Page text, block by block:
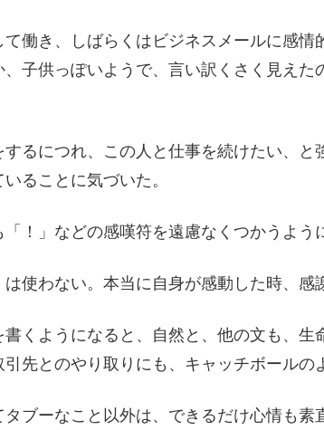
働き、しばらくはビジネスメールに感情
子供っぽいようで、言い訳くさく見えた
るにつれ、この人と仕事を続けたい、と
ることに気づいた。
！」などの感嘆符を遠慮なくつかうよう
使わない。本当に自身が感動した時、感
書くようになると、自然と、他の文も、
先とのやり取りにも、キャッチボールの
タブーなこと以外は、できるだけ心情も素